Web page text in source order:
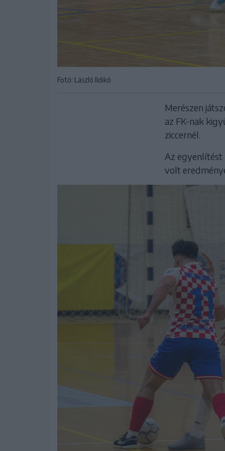
Fotó: László Ildikó
Merészen
az FK-nak
ziccernél.
Az egyenlítést
volt